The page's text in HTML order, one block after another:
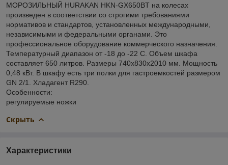
МОРОЗИЛЬНЫЙ HURAKAN HKN-GX650BT на колесах
произведен в соответствии со строгими требованиями
нормативов и стандартов, установленных международными,
независимыми и федеральными органами. Это
профессиональное оборудование коммерческого назначения.
Температурный диапазон от -18 до -22 С. Объем шкафа
составляет 650 литров. Размеры 740х830х2010 мм. Мощность
0,48 кВт. В шкафу есть три полки для гастроемкостей размером
GN 2/1. Хладагент R290.
Особенности:
регулируемые ножки
Скрыть
Характеристики